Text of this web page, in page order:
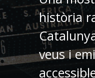
història
veus i